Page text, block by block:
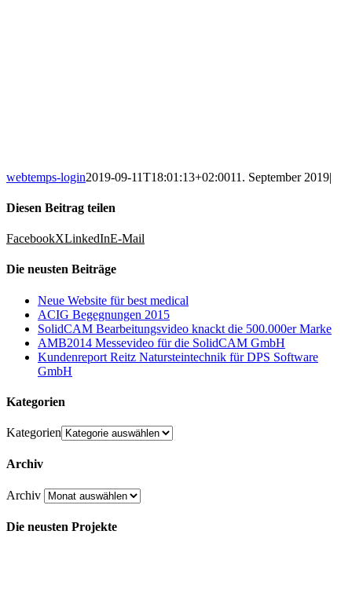
webtemps-login2019-09-11T18:01:13+02:0011. September 2019|
Diesen Beitrag teilen
FacebookXLinkedInE-Mail
Die neusten Beiträge
Neue Website für best medical
ACIG Begegnungen 2015
SolidCAM Bearbeitungsvideo knackt die 500.000er Marke
AMB2014 Messevideo für die SolidCAM GmbH
Kundenreport Reitz Natursteintechnik für DPS Software
GmbH
Kategorien
Kategorien
Archiv
Archiv
Die neusten Projekte